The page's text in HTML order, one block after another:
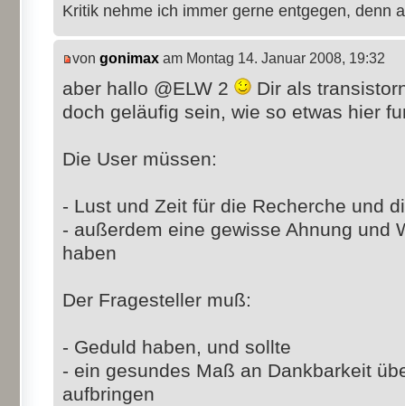
Kritik nehme ich immer gerne entgegen, denn
von gonimax am Montag 14. Januar 2008, 19:32
aber hallo @ELW 2
Dir als
doch geläufig sein, wie so etwas hier
Die User müssen:
- Lust und Zeit für die Recherche und
- außerdem eine gewisse Ahnung und
haben
Der Fragesteller muß:
- Geduld haben, und sollte
- ein gesundes Maß an Dankbarkeit
aufbringen